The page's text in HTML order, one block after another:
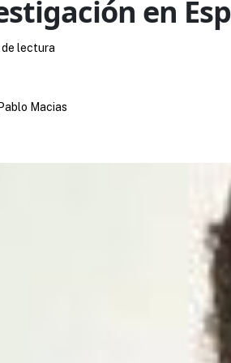
en
Macias
de lectura